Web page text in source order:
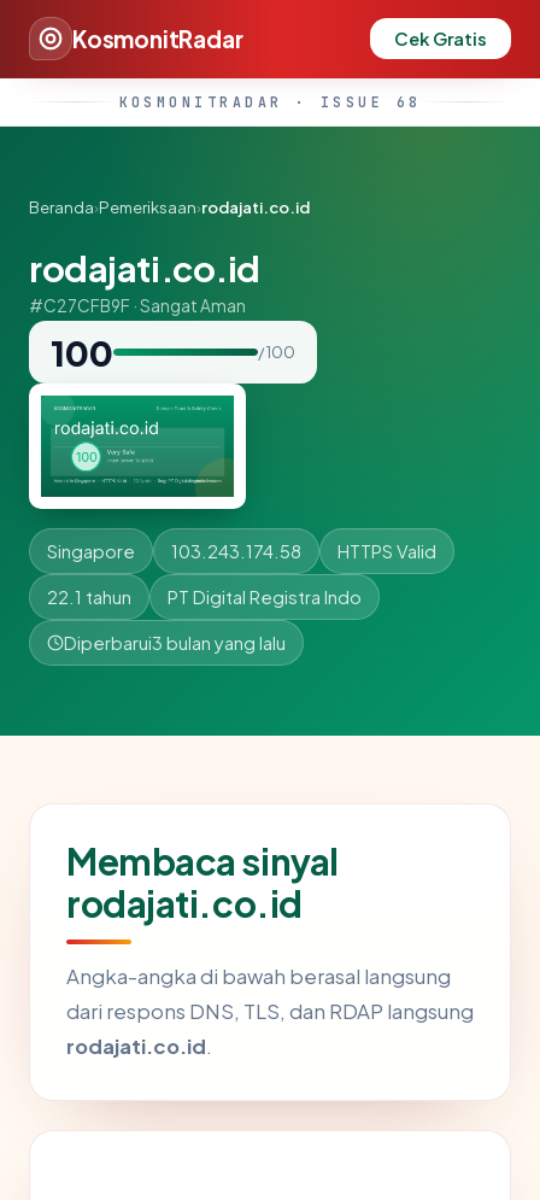
KosmonitRadar Cek Gratis
KOSMONITRADAR · ISSUE 68
Beranda›Pemeriksaan›rodajati.co.id
rodajati.co.id
#C27CFB9F · Sangat Aman
100 / 100
Singapore 103.243.174.58 HTTPS Valid
22.1 tahun PT Digital Registra Indo
Diperbarui3 bulan yang lalu
Membaca sinyal
rodajati.co.id
Angka-angka di bawah berasal langsung
dari respons DNS, TLS, dan RDAP langsung
rodajati.co.id.